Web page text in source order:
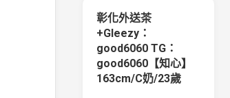
彰化外送茶
+Gleezy：
good6060 TG：
good6060【知心】
163cm/C奶/23歲